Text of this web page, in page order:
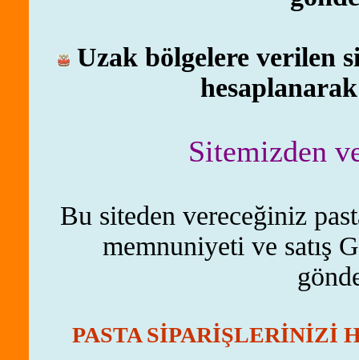
Uzak bölgelere verilen
Sitemizden
Bu siteden vereceğiniz
memnuniyeti ve satış
PASTA SİPARİŞLERİNİZİ